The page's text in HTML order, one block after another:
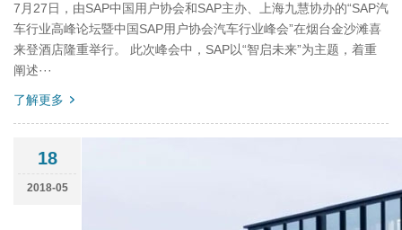
7月27日，由SAP中国用户协会和SAP主办、上海九慧协办的“SAP汽
车行业高峰论坛暨中国SAP用户协会汽车行业峰会”在烟台金沙滩喜
来登酒店隆重举行。 此次峰会中，SAP以“智启未来”为主题，着重
阐述···
了解更多
18
2018-05